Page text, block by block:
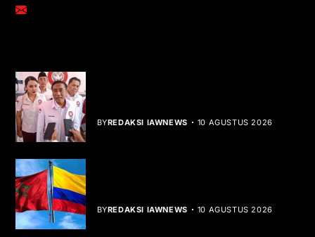
adm@iawnews.com
BYREDAKSI IAWNEWS 10 AGUSTUS 2026
BYREDAKSI IAWNEWS 10 AGUSTUS 2026